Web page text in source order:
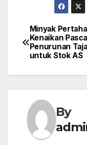
Post
Minyak
Kenaikan Pasca
Penurunan
untuk Stok AS
By